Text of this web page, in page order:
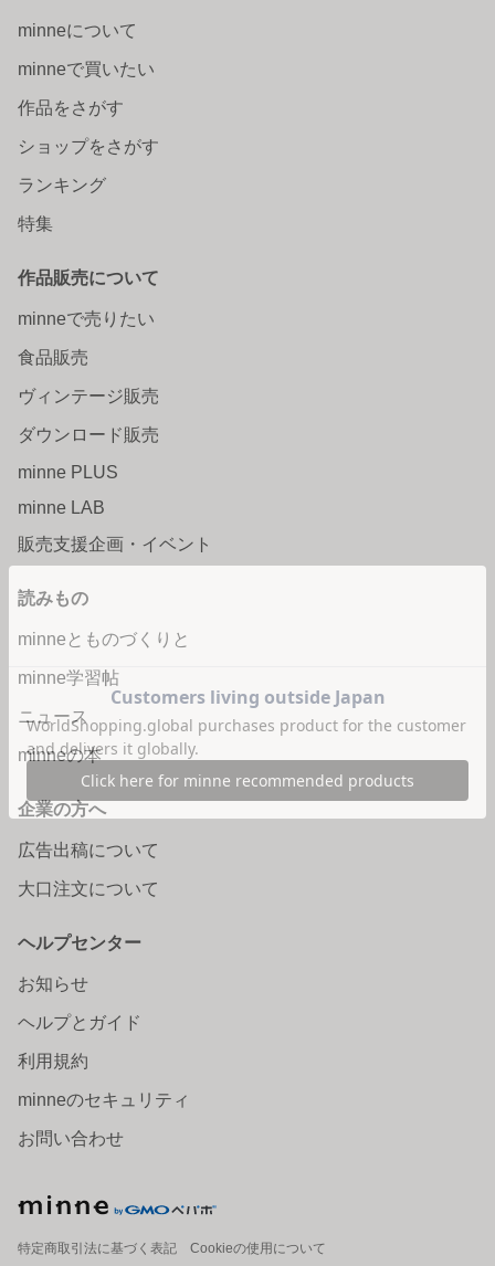
minneについて
minneで買いたい
作品をさがす
ショップをさがす
ランキング
特集
作品販売について
minneで売りたい
食品販売
ヴィンテージ販売
ダウンロード販売
minne PLUS
minne LAB
販売支援企画・イベント
読みもの
minneとものづくりと
minne学習帖
ニュース
minneの本
企業の方へ
広告出稿について
大口注文について
ヘルプセンター
お知らせ
ヘルプとガイド
利用規約
minneのセキュリティ
お問い合わせ
特定商取引法に基づく表記
Cookieの使用について